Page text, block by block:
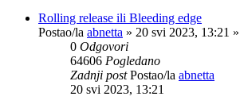
Rolling release ili Bleeding edge
Postao/la abnetta » 20 svi 2023, 13:21
0 Odgovori
64606 Pogledano
Zadnji postPostao/la abnetta
20 svi 2023, 13:21